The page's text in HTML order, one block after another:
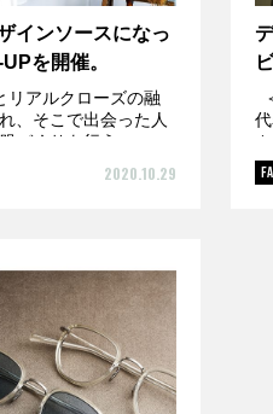
インソースになっ
を開催。
リアルクローズの融
、そこで出会った人
づくりを行う＜
2020.10.29